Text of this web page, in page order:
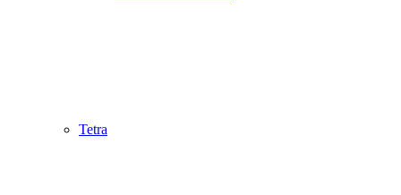
Tetra